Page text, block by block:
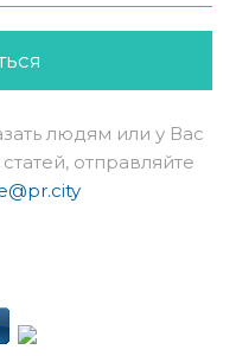
людям или у Вас
отправляйте